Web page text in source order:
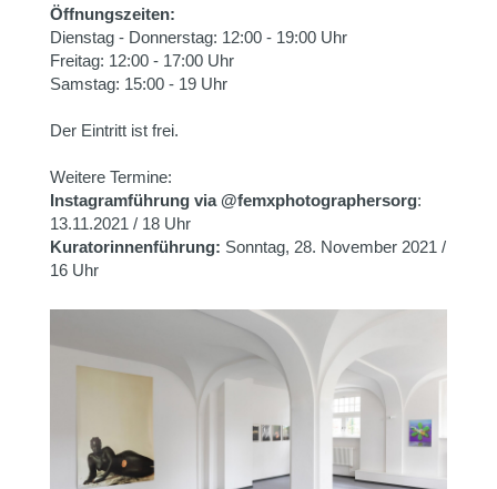
Öffnungszeiten:
Dienstag - Donnerstag: 12:00 - 19:00 Uhr
Freitag: 12:00 - 17:00 Uhr
Samstag: 15:00 - 19 Uhr
Der Eintritt ist frei.
Weitere Termine:
Instagramführung via @femxphotographersorg:
13.11.2021 / 18 Uhr
Kuratorinnenführung: Sonntag, 28. November 2021 /
16 Uhr